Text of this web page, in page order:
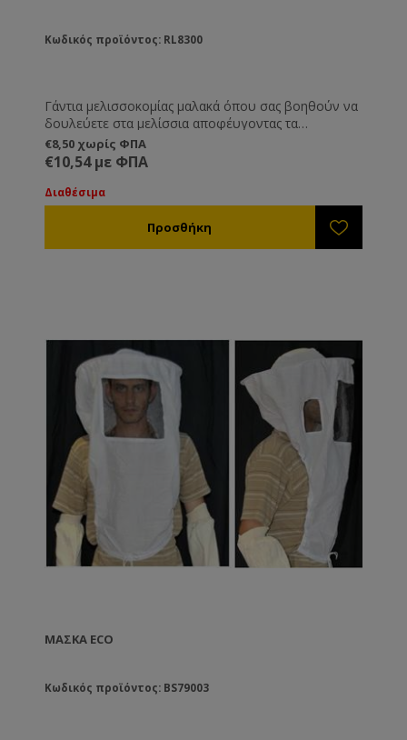
Κωδικός προϊόντος: RL8300
Γάντια μελισσοκομίας μαλακά όπου σας βοηθούν να
δουλεύετε στα μελίσσια αποφέυγοντας τα
κεντρίσματα, ενώ συγχρόνως σας επιτρέπουν να
κάνετε λεπτές κινήσεις με ιδιαίτερη ευκολία.
€8,50 χωρίς ΦΠΑ
€10,54 με ΦΠΑ
Διαθέσιμα
ΜΆΣΚΑ ECO
Κωδικός προϊόντος: BS79003